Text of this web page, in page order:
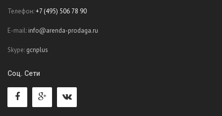
Телефон:+7 (495) 506 78 90
E-mail: info@arenda-prodaga.ru
Skype: gcnplus
Соц. Сети